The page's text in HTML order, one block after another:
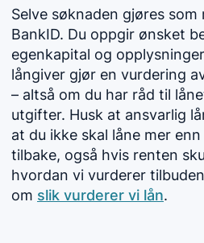
Selve søknaden gjøres
BankID. Du oppgir ønsket
egenkapital og
långiver gjør en vurdering
– altså om du har råd til
utgifter. Husk at ansvarlig
at du ikke skal låne mer
tilbake, også hvis renten
hvordan vi vurderer
om slik vurderer vi lån.